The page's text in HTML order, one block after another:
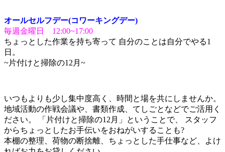
オールセルフデー(コワーキングデー)
毎週金曜日 12:00~17:00
ちょっとした作業を持ち寄って 自分のことは自分でやる1
日。
~片付けと掃除の12月~
いつもよりも少し集中度高く、時間と場を共にしませんか。
地域活動の作戦会議や、書類作成、てしごとなどでご活用く
ださい。 「片付けと掃除の12月」ということで、 スタッフ
からちょっとしたお手伝いをおねがいすることも?
本棚の整理、荷物の断捨離、ちょっとした手仕事など、よけ